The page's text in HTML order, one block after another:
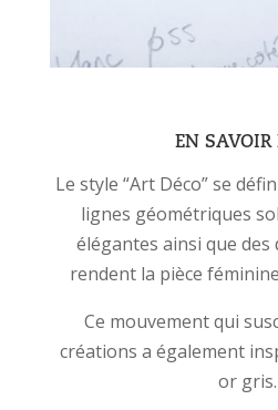
EN SAVOIR
Le style “Art Déco” se
lignes géométriques
élégantes ainsi que
rendent la pièce
Ce mouvement qui
créations a également
or gris.